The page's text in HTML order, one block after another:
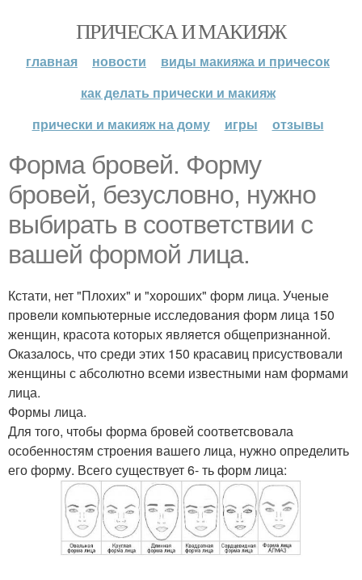
ПРИЧЕСКА И МАКИЯЖ
главная новости
виды макияжа и причесок
как делать прически и макияж
прически и макияж на дому
игры отзывы
Форма бровей. Форму
бровей, безусловно, нужно
выбирать в соответствии с
вашей формой лица.
Кстати, нет "Плохих" и "хороших" форм лица. Ученые
провели компьютерные исследования форм лица 150
женщин, красота которых является общепризнанной.
Оказалось, что среди этих 150 красавиц присуствовали
женщины с абсолютно всеми известными нам формами
лица.
Формы лица.
Для того, чтобы форма бровей соответсвовала
особенностям строения вашего лица, нужно определить
его форму. Всего существует 6- ть форм лица: